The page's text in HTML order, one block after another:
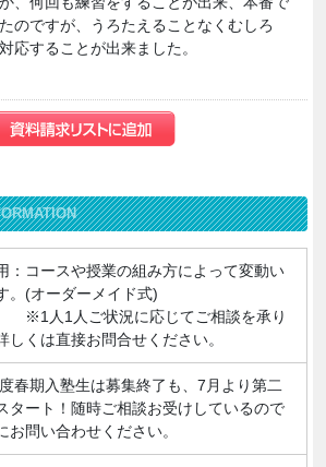
のですが、うろたえることなくむしろ
応することが出来ました。
：コースや授業の組み方によって変動い
。(オーダーメイド式)
人ご状況に応じてご相談を承り
しくは直接お問合せください。
春期入塾生は募集終了も、7月より第二
タート！随時ご相談お受けしているので
お問い合わせください。